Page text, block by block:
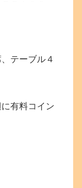
テーブル４
有料コイン